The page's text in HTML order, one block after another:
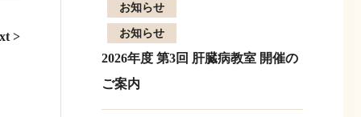
>
お知らせ
お知らせ
2026年度 第3回 肝臓病教室 開催の
ご案内